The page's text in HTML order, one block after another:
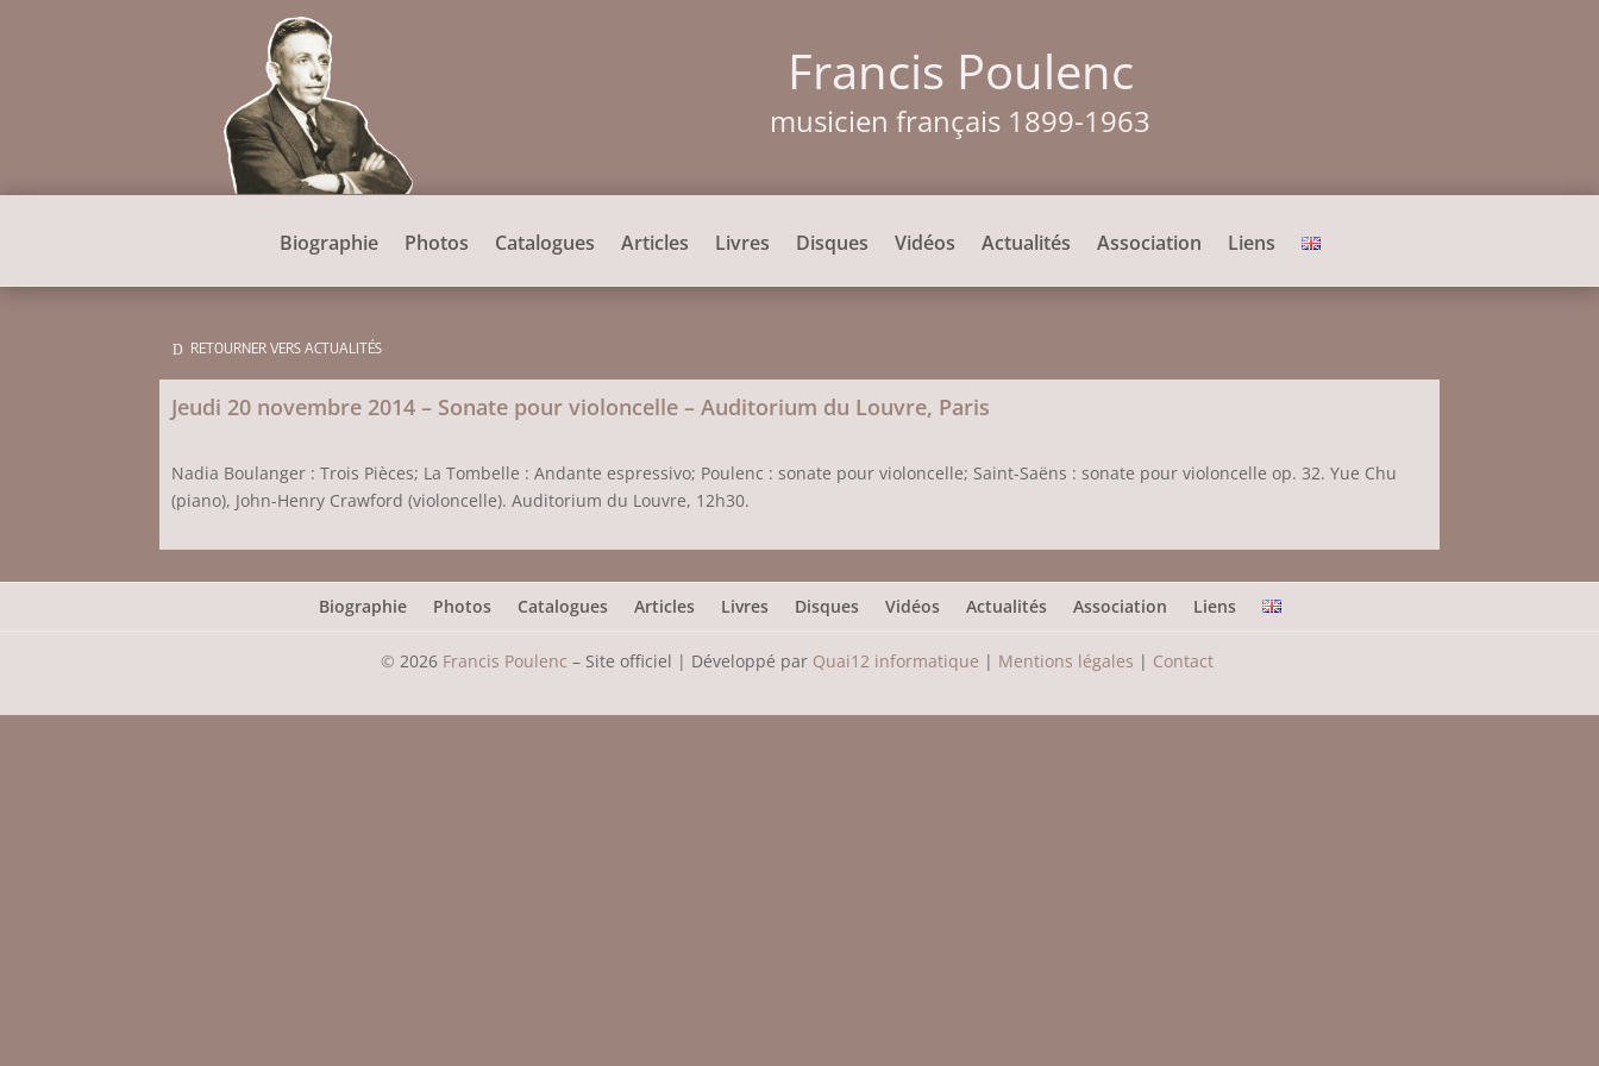
Francis Poulenc
musicien français 1899-1963
Biographie Photos Catalogues Articles Livres Disques Vidéos Actualités Association Liens
RETOURNER VERS ACTUALITÉS
Jeudi 20 novembre 2014 – Sonate pour violoncelle – Auditorium du Louvre, Paris
Nadia Boulanger : Trois Pièces; La Tombelle : Andante espressivo; Poulenc : sonate pour violoncelle; Saint-Saëns : sonate pour violoncelle op. 32. Yue Chu
(piano), John-Henry Crawford (violoncelle). Auditorium du Louvre, 12h30.
Biographie Photos Catalogues Articles Livres Disques Vidéos Actualités Association Liens
© 2026 Francis Poulenc – Site officiel | Développé par Quai12 informatique | Mentions légales | Contact